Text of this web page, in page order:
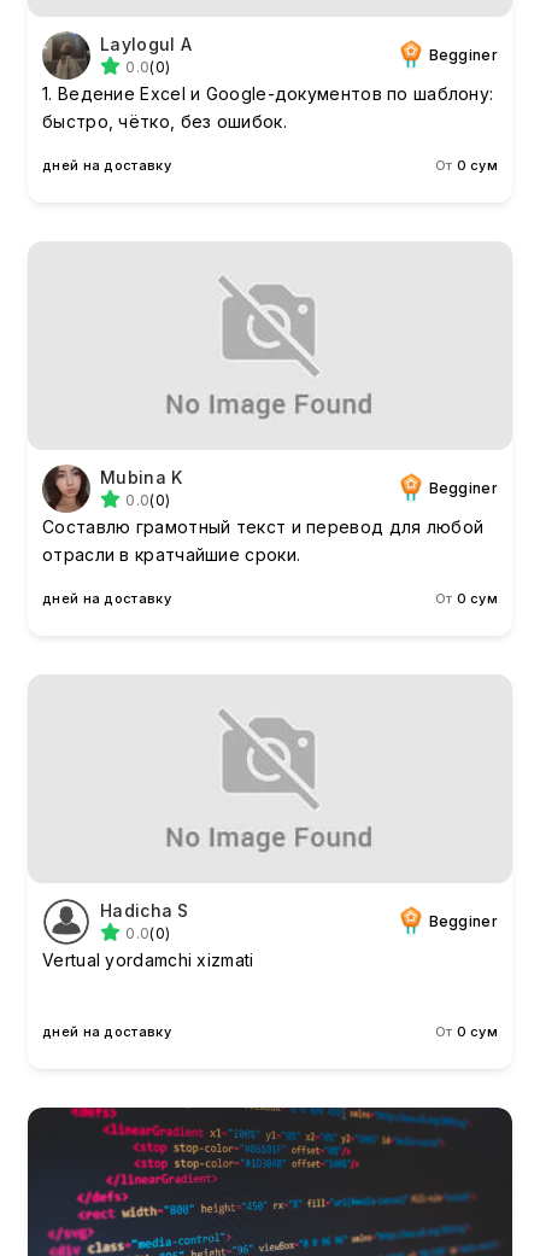
Laylogul A
0.0(0)
Begginer
1. Ведение Excel и Google-документов по шаблону:
быстро, чётко, без ошибок.
дней на доставку От 0 сум
Mubina K
0.0(0)
Begginer
Составлю грамотный текст и перевод для любой
отрасли в кратчайшие сроки.
дней на доставку От 0 сум
Hadicha S
0.0(0)
Begginer
Vertual yordamchi xizmati
дней на доставку От 0 сум